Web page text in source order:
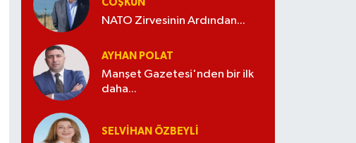
COŞKUN
NATO Zirvesinin Ardından...
AYHAN POLAT
Manşet Gazetesi'nden bir ilk
daha...
SELVIHAN ÖZBEYLI